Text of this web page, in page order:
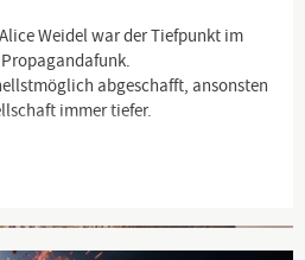
Weidel war der Tiefpunkt im
abgeschafft, ansonsten
immer tiefer.
von euch. BITTE TEILT